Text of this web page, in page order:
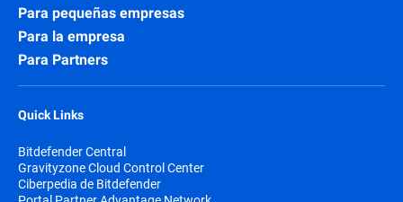
Para pequeñas empresas
Para la empresa
Para Partners
Quick Links
Bitdefender Central
Gravityzone Cloud Control Center
Ciberpedia de Bitdefender